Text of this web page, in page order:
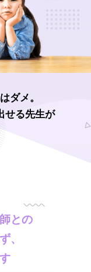
ダメ。
せる先生が
との
、